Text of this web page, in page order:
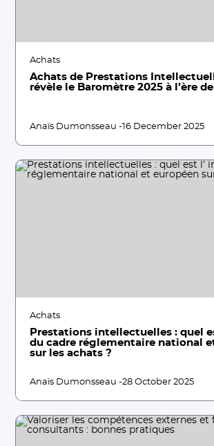
Achats
Achats de Prestations
révèle le Baromètre 2025 à l’ère de
Anaïs Dumonsseau - 16 December 2025
Achats
Prestations intellectuelles : quel
du cadre réglementaire national
sur les achats ?
Anaïs Dumonsseau -28 October 2025